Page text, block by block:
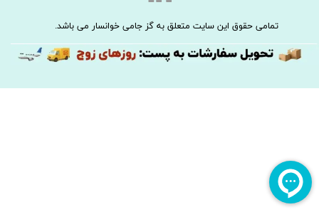
تمامی حقوق این سایت متعلق به گز جامی خوانسار می باشد.